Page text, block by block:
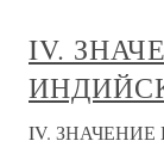
IV.
IV.